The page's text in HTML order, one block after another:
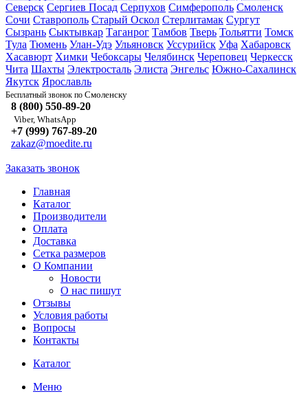
Северск Сергиев Посад Серпухов Симферополь Смоленск
Сочи Ставрополь Старый Оскол Стерлитамак Сургут
Сызрань Сыктывкар Таганрог Тамбов Тверь Тольятти Томск
Тула Тюмень Улан-Удэ Ульяновск Уссурийск Уфа Хабаровск
Хасавюрт Химки Чебоксары Челябинск Череповец Черкесск
Чита Шахты Электросталь Элиста Энгельс Южно-Сахалинск
Якутск Ярославль
Бесплатный звонок по Смоленску
8 (800) 550-89-20
Viber, WhatsApp
+7 (999) 767-89-20
zakaz@moedite.ru
Заказать звонок
Главная
Каталог
Производители
Оплата
Доставка
Сетка размеров
О Компании
Новости
О нас пишут
Отзывы
Условия работы
Вопросы
Контакты
Каталог
Меню